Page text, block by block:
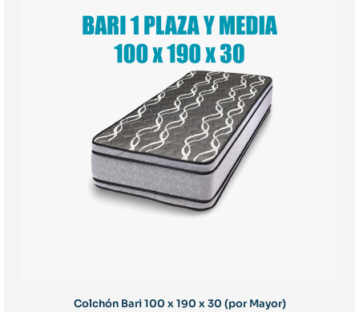
Colchón Bari 100 x 190 x 30 (por Mayor)